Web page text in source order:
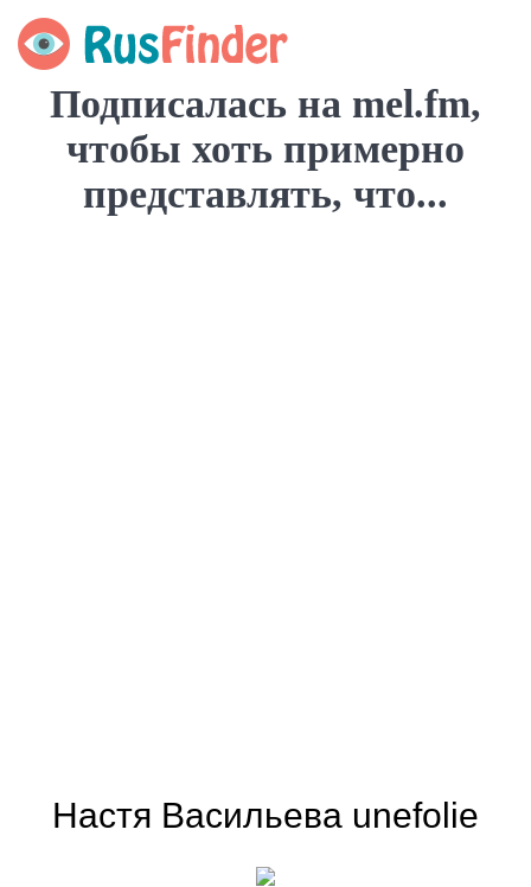
Подписалась на mel.fm,
чтобы хоть примерно
представлять, что...
Настя Васильева unefolie